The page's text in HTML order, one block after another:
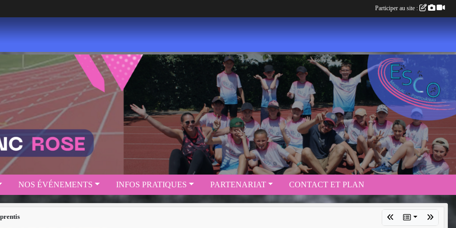
NOS ÉVÉNEMENTS INFOS PRATIQUES PARTENARIAT CONTACT ET PLAN
Participer au site :